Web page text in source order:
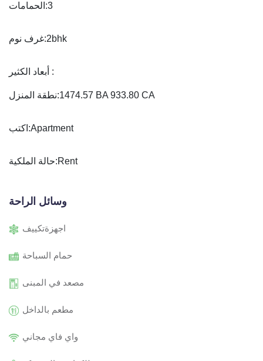
الحمامات:3
غرف نوم:2bhk
أبعاد الكثير :
نطقة المنزل:1474.57 BA 933.80 CA
اكتب:Apartment
حالة الملكية:Rent
وسائل الراحة
اجهزةتكييف
حمام السباحة
مصعد في المبنى
مطعم بالداخل
واي فاي مجاني